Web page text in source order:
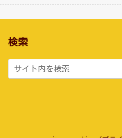
検索